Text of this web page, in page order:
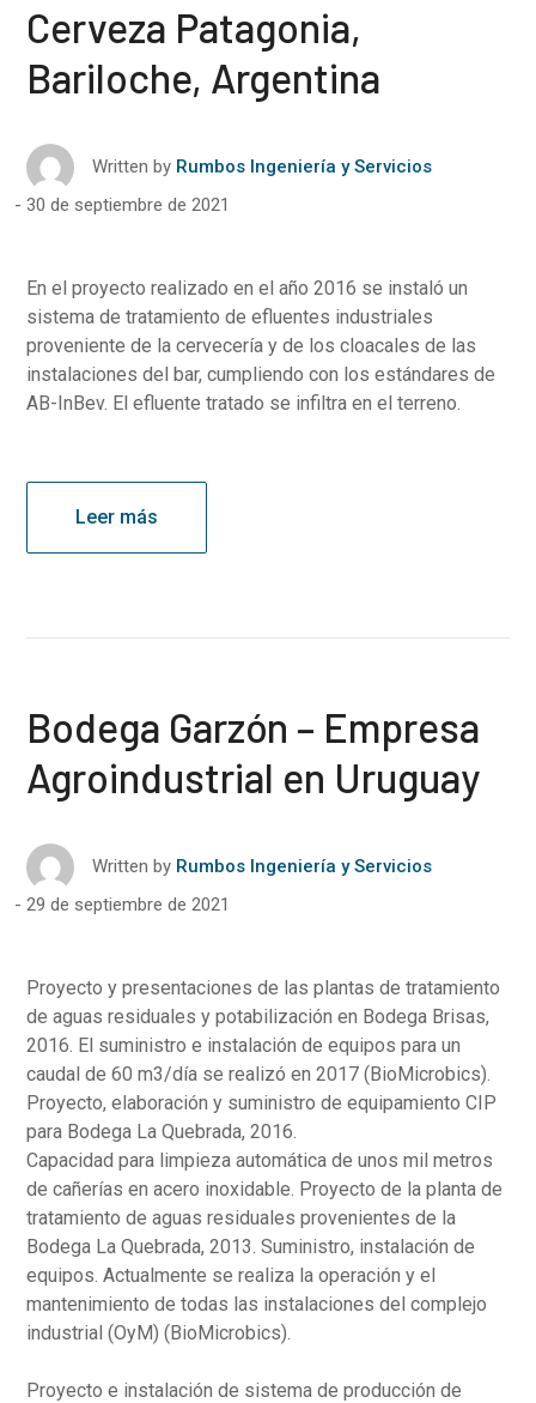
Cerveza Patagonia,
Bariloche, Argentina
Written by Rumbos Ingeniería y Servicios
30 de septiembre de 2021
En el proyecto realizado en el año 2016 se instaló un
sistema de tratamiento de efluentes industriales
proveniente de la cervecería y de los cloacales de las
instalaciones del bar, cumpliendo con los estándares de
AB-InBev. El efluente tratado se infiltra en el terreno.
Leer más
Bodega Garzón – Empresa
Agroindustrial en Uruguay
Written by Rumbos Ingeniería y Servicios
29 de septiembre de 2021
Proyecto y presentaciones de las plantas de tratamiento
de aguas residuales y potabilización en Bodega Brisas,
2016. El suministro e instalación de equipos para un
caudal de 60 m3/día se realizó en 2017 (BioMicrobics).
Proyecto, elaboración y suministro de equipamiento CIP
para Bodega La Quebrada, 2016.
Capacidad para limpieza automática de unos mil metros
de cañerías en acero inoxidable. Proyecto de la planta de
tratamiento de aguas residuales provenientes de la
Bodega La Quebrada, 2013. Suministro, instalación de
equipos. Actualmente se realiza la operación y el
mantenimiento de todas las instalaciones del complejo
industrial (OyM) (BioMicrobics).
Proyecto e instalación de sistema de producción de